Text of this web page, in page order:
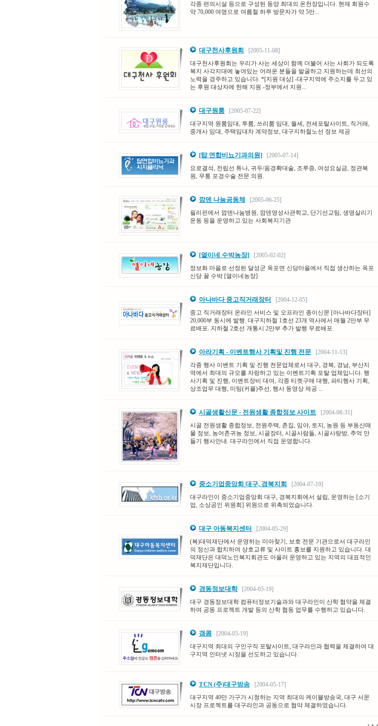
각종 편의시설 등으로 구성된 동양 최대의 온천장입니다. 현재 회원수
약 70,000 여명으로 여름철 하루 방문자가 약 5만...
대구천사후원회
[2005-11-08]
대구천사후원회는 우리가 사는 세상이 함께 더불어 사는 사회가 되도록
복지 사각지대에 놓여있는 어려운 분들을 발굴하고 지원하는데 최선의
노력을 경주하고 있습니다. *[지원 대상] -대구지역에 주소지를 두고 있
는 후원 대상자에 한해 지원 -정부에서 지원...
대구원룸 [2005-07-22]
대구지역 원룸임대, 투룸, 쓰리룸 임대, 월세, 전세포탈사이트, 직거래,
중개사 임대, 주택임대차 계약정보, 대구지하철노선 정보 제공
[탑 연합비뇨기과의원] [2005-07-14]
요로결석, 전립선 튜나, 귀두/음경확대술, 조루증, 여성요실금, 정관복
원, 무통 포경수술 전문 의원.
깜덴 나눔공동체
[2005-06-25]
필리핀에서 깜덴나눔병원, 깜덴영성사관학교, 단기선교팀, 생명살리기
운동 등을 운영하고 있는 사회복지기관
[열이네 수박농장] [2005-02-02]
정보화 마을로 선정된 달성군 옥포면 신당마을에서 직접 생산하는 옥포
신당 꿀 수박 [열이네농장]
아나바다 중고직거래장터
[2004-12-05]
중고 직거래장터 온라인 서비스 및 오프라인 종이신문 [아나바다장터]
20,000부 동시에 발행. 대구지하철 1호선 23개 역사에서 매월 2만부 무
료배포. 지하철 2호선 개통시 2만부 추가 발행 무료배포.
아라기획 - 이벤트행사 기획및 진행 전문 [2004-11-13]
각종 행사 이벤트 기획 및 진행 전문업체로서 대구, 경북, 경남, 부산지
역에서 최대의 규모를 자랑하고 있는 이벤트기획 포탈 업체입니다. 행
사기획 및 진행, 이벤트장비 대여, 각종 티켓구매 대행, 파티행사 기획,
상조업무 대행, 미팅(커플)주선, 행사 동영상 제공 ...
시골생활신문 - 전원생활 종합정보 사이트 [2004-08-31]
시골 전원생활 종합정보, 전원주택, 촌집, 임야, 토지, 농원 등 부동산매
물 정보, 농어촌귀농 정보, 시골장터, 시골사람들, 시골사랑방, 추억 만
들기 행사안내. 대구라인에서 직접 운영합니다.
중소기업중앙회 대구, 경북지회
[2004-07-19]
대구라인이 중소기업중앙회 대구, 경북지회에서 설립, 운영하는 [소기
업, 소상공인 위원회] 위원으로 위촉되었습니다.
대구 아동복지센터
[2004-05-29]
(복)대덕재단에서 운영하는 미아찾기, 보호 전문 기관으로서 대구라인
의 정신과 합치하여 상호교류 및 사이트 홍보를 지원하고 있습니다. 대
덕재단은 대덕노인복지회관도 아울러 운영하고 있는 지역의 대표적인
복지재단입니다.
경동정보대학[2004-05-19]
대구 경동정보대학 컴퓨터정보기술과와 대구라인이 산학 협약을 체결
하여 공동 프로젝트 개발 등의 산학 협동 업무를 수행하고 있습니다.
갬콤 [2004-05-19]
대구지역 최대의 구인구직 포탈사이트, 대구라인과 협력을 체결하여 대
구지역 인터넷 시장을 선도하고 있습니다.
TCN (주)대구방송 [2004-05-17]
대구지역 40만 가구가 시청하는 지역 최대의 케이블방송국, 대구 서문
시장 프로젝트를 대구라인과 공동으로 협약 체결하였습니다.